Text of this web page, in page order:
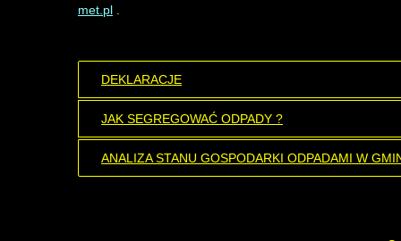
met.pl
DEKLARACJE
JAK SEGREGOWAĆ ODPADY ?
ANALIZA STANU GOSPODARKI ODPADAMI W